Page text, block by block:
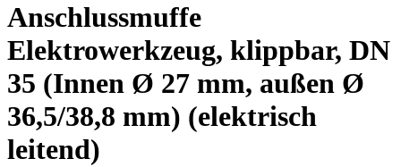
Anschlussmuffe
Elektrowerkzeug, klippbar, DN
35 (Innen Ø 27 mm, außen Ø
36,5/38,8 mm) (elektrisch
leitend)